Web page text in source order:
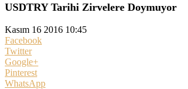
USDTRY Tarihi Zirvelere Doymuyor
Kasım 16 2016 10:45
Facebook
Twitter
Google+
Pinterest
WhatsApp